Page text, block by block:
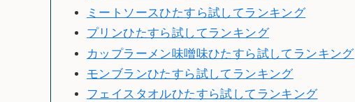
ミートソースひたすら試してランキング
プリンひたすら試してランキング
カップラーメン味噌味ひたすら試してランキング
モンブランひたすら試してランキング
フェイスタオルひたすら試してランキング